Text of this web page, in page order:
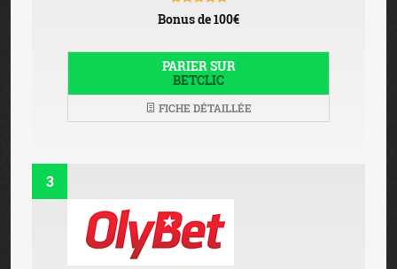
Bonus de 100€
PARIER SUR
BETCLIC
FICHE DÉTAILLÉE
3